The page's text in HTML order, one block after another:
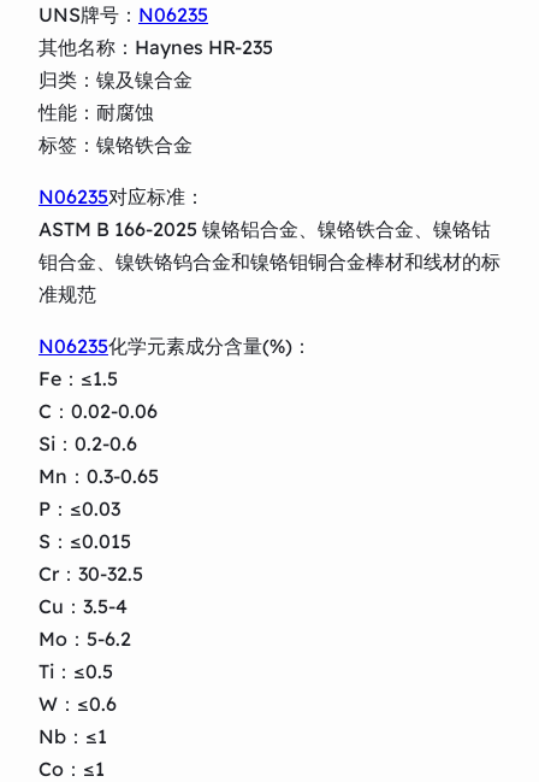
UNS牌号： N06235
其他名称：Haynes HR-235
归类：镍及镍合金
性能：耐腐蚀
标签：镍铬铁合金
N06235对应标准：
ASTM B 166-2025 镍铬铝合金、镍铬铁合金、镍铬钴
钼合金、镍铁铬钨合金和镍铬钼铜合金棒材和线材的标
准规范
N06235化学元素成分含量(%)：
Fe：≤1.5
C：0.02-0.06
Si：0.2-0.6
Mn：0.3-0.65
P：≤0.03
S：≤0.015
Cr：30-32.5
Cu：3.5-4
Mo：5-6.2
Ti：≤0.5
W：≤0.6
Nb：≤1
Co：≤1